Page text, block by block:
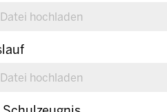
Datei hochladen
Datei hochladen